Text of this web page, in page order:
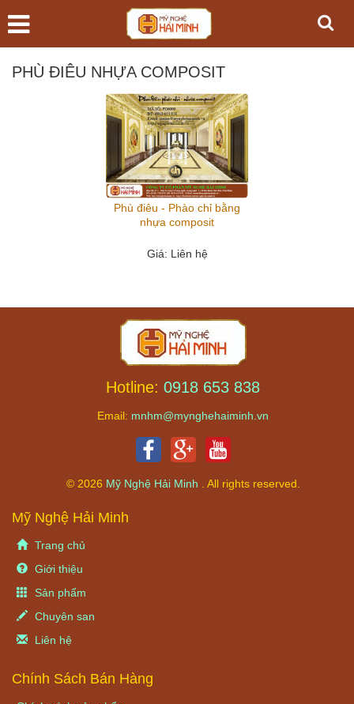
PHÙ ĐIÊU NHỰA COMPOSIT
Phù điêu - Phào chỉ bằng
nhựa composit
Giá: Liên hệ
Hotline: 0918 653 838
Email: mnhm@mynghehaiminh.vn
© 2026 Mỹ Nghệ Hải Minh . All rights reserved.
Mỹ Nghệ Hải Minh
Trang chủ
Giới thiệu
Sản phẩm
Chuyên san
Liên hệ
Chính Sách Bán Hàng